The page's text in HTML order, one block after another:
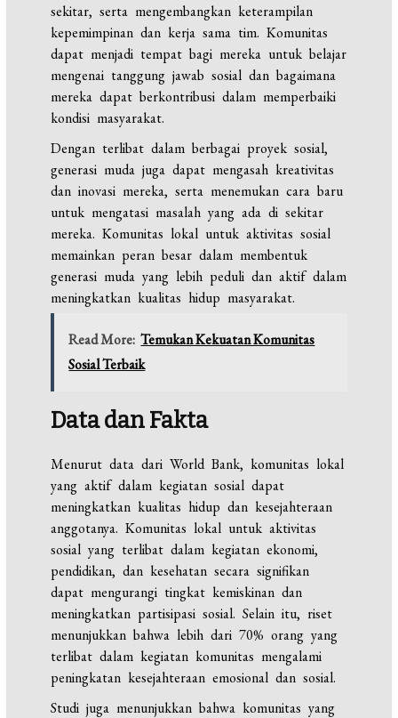
sekitar, serta mengembangkan keterampilan
kepemimpinan dan kerja sama tim. Komunitas
dapat menjadi tempat bagi mereka untuk belajar
mengenai tanggung jawab sosial dan bagaimana
mereka dapat berkontribusi dalam memperbaiki
kondisi masyarakat.
Dengan terlibat dalam berbagai proyek sosial,
generasi muda juga dapat mengasah kreativitas
dan inovasi mereka, serta menemukan cara baru
untuk mengatasi masalah yang ada di sekitar
mereka. Komunitas lokal untuk aktivitas sosial
memainkan peran besar dalam membentuk
generasi muda yang lebih peduli dan aktif dalam
meningkatkan kualitas hidup masyarakat.
Read More: Temukan Kekuatan Komunitas
Sosial Terbaik
Data dan Fakta
Menurut data dari World Bank, komunitas lokal
yang aktif dalam kegiatan sosial dapat
meningkatkan kualitas hidup dan kesejahteraan
anggotanya. Komunitas lokal untuk aktivitas
sosial yang terlibat dalam kegiatan ekonomi,
pendidikan, dan kesehatan secara signifikan
dapat mengurangi tingkat kemiskinan dan
meningkatkan partisipasi sosial. Selain itu, riset
menunjukkan bahwa lebih dari 70% orang yang
terlibat dalam kegiatan komunitas mengalami
peningkatan kesejahteraan emosional dan sosial.
Studi juga menunjukkan bahwa komunitas yang